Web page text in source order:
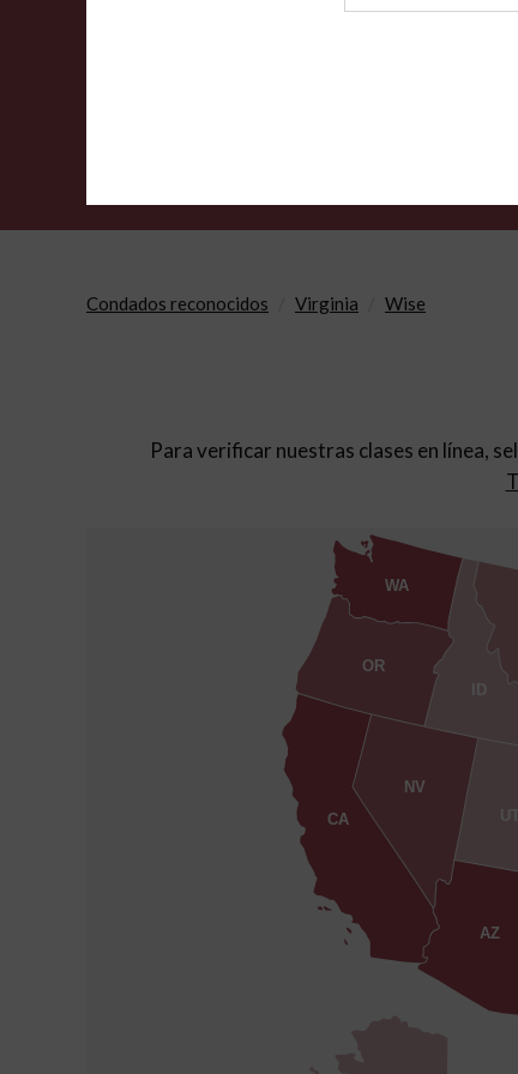
Condados reconocidos Virginia Wise
Para verificar nuestras clases en línea,
AZ
CA
ID
NV
OR
UT
WA